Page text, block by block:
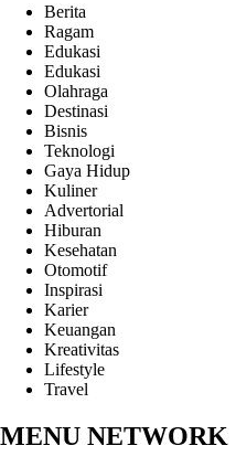
Berita
Ragam
Edukasi
Edukasi
Olahraga
Destinasi
Bisnis
Teknologi
Gaya Hidup
Kuliner
Advertorial
Hiburan
Kesehatan
Otomotif
Inspirasi
Karier
Keuangan
Kreativitas
Lifestyle
Travel
MENU NETWORK